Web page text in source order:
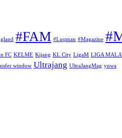
#FAM #Luqman #Magazine
FC KELME Kijang KL City LigaM LIGA
window Ultrajang UltraJangMag ynwa